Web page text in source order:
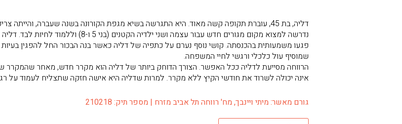
דליה, בת 45, עוברת תקופה קשה מאוד. היא התגרשה בשיא מגפת הקורונה בשנה שעברה,
נדרשה למצוא מקום מגורים חדש עבור עצמה ושני
פגעו משמעותית בהכנסתה. קושי נוסף נערם על כתפיה של דליה כאשר בנה הבכור החל להפגין בעיות
שמוסיף עול כלכלי ורגשי לחיי המשפחה.
הרווחה מסייעת לדליה ככל האפשר. הצורך הדוחק ביותר של דליה הוא מקרר חדש, מאחר שהמקרר
אינה יכולה לשרוד את חודשי הקיץ ללא מקרר. למרות שדליה היא אישה חזקה שתצליח לעמוד על
גורם מאשר: מיתי ויינבך, מח' רווחה תל אביב מזרח | מספר תיק: 210218